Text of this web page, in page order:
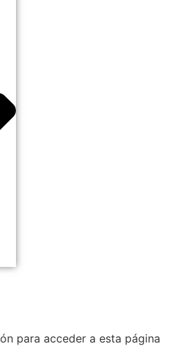
para acceder a esta página